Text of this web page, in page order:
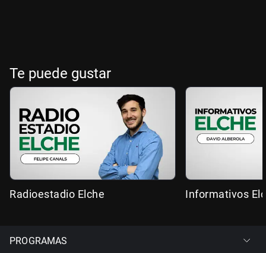
Te puede gustar
Radioestadio Elche Informativos
PROGRAMAS